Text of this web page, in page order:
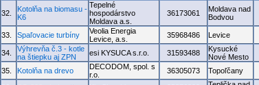
32.
Kotolňa na biomasu -
K6
Tepelné
hospodárstvo
Moldava a.s.
36173061
Moldava nad
Bodvou
33. Spaľovacie turbíny
Veolia Energia
Levice, a.s.
35968486 Levice
34.
Výhrevňa č.3 - kotle
na štiepku aj ZPN
esi KYSUCA s.r.o. 31593488
Kysucké
Nové Mesto
35. Kotolňa na drevo
DECODOM, spol. s
r.o.
36305073 Topoľčany